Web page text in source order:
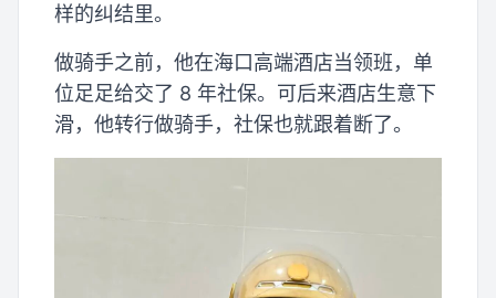
样的纠结里。
做骑手之前，他在海口高端酒店当领班，单
位足足给交了 8 年社保。可后来酒店生意下
滑，他转行做骑手，社保也就跟着断了。